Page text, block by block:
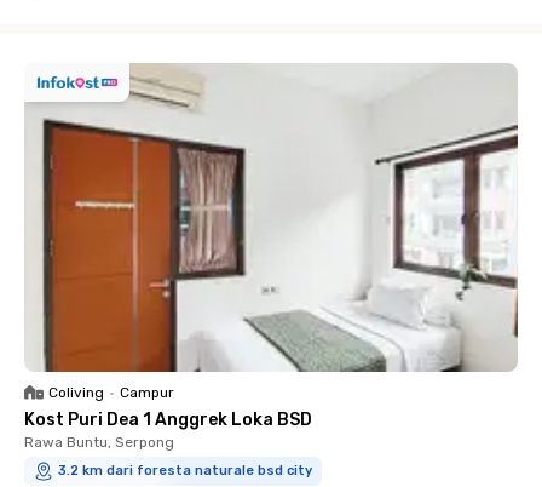
Coliving • Campur
Kost Puri Dea 1 Anggrek Loka BSD
Rawa Buntu, Serpong
3.2 km dari foresta naturale bsd city